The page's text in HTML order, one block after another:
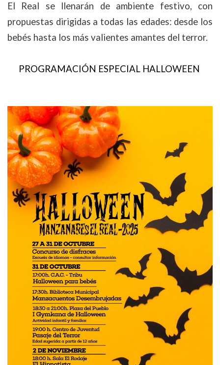
El Real se llenarán de ambiente festivo, con
propuestas dirigidas a todas las edades: desde los
bebés hasta los más valientes amantes del terror.
PROGRAMACIÓN ESPECIAL HALLOWEEN